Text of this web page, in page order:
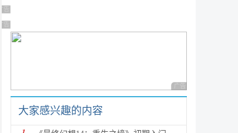
广告 商业广告，理性选择
广告 商业广告，理性选择
广告 商业广告，理性
大家感兴趣的内容